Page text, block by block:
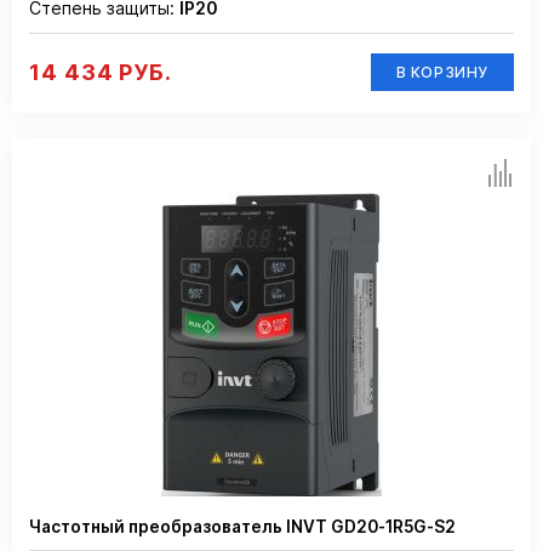
Степень защиты: IP20
14 434 РУБ. В КОРЗИНУ
Частотный преобразователь INVT GD20-1R5G-S2